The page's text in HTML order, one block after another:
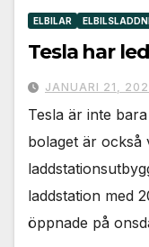
ELBILAR
Tesla har
JANUARI 21,
Tesla är inte
bolaget är också
laddstation med
öppnade på